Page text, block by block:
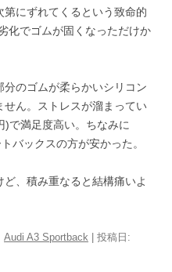
にずれてくるという致命的
化でゴムが固くなっただけか
のゴムが柔らかいシリコン
せん。ストレスが溜まってい
で満足度高い。ちなみに
バックスの方が安かった。
、積み重なると結構痛いよ
Audi A3 Sportback | 投稿日: